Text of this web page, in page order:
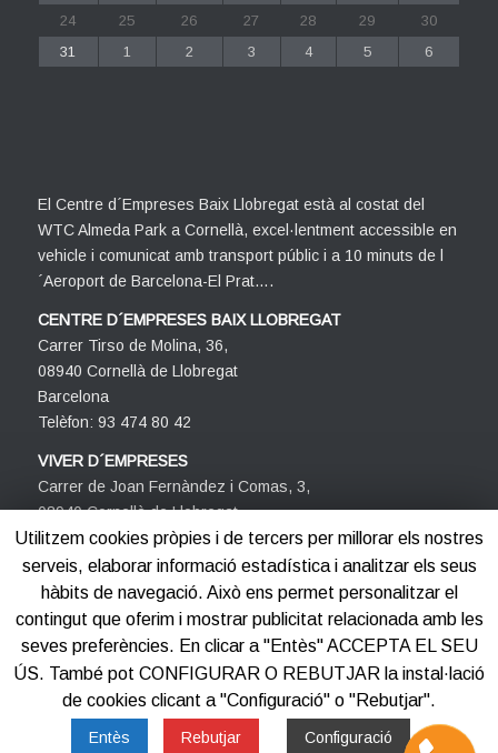
24
25 26 27 28 29
30
31
1 2 3 4 5 6
El Centre d´Empreses Baix Llobregat està al costat del
WTC Almeda Park a Cornellà, excel·lentment accessible en
vehicle i comunicat amb transport públic i a 10 minuts de l
´Aeroport de Barcelona-El Prat….
CENTRE D´EMPRESES BAIX LLOBREGAT
Carrer Tirso de Molina, 36,
08940 Cornellà de Llobregat
Barcelona
Telèfon: 93 474 80 42
VIVER D´EMPRESES
Carrer de Joan Fernàndez i Comas, 3,
08940 Cornellà de Llobregat
Barcelona
Telèfon: 93 474 80 42
©2012-2025 Centre d'Empreses PROCORNELLÀ
Utilitzem cookies pròpies i de tercers per millorar els nostres
serveis, elaborar informació estadística i analitzar els seus
hàbits de navegació. Això ens permet personalitzar el
contingut que oferim i mostrar publicitat relacionada amb les
seves preferències. En clicar a "Entès" ACCEPTA EL SEU
ÚS. També pot CONFIGURAR O REBUTJAR la instal·lació
de cookies clicant a "Configuració" o "Rebutjar".
Entès Rebutjar Configuració